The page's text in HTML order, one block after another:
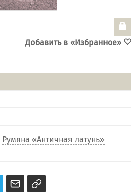
Добавить в «Избранное»
Румяна «Античная латунь»